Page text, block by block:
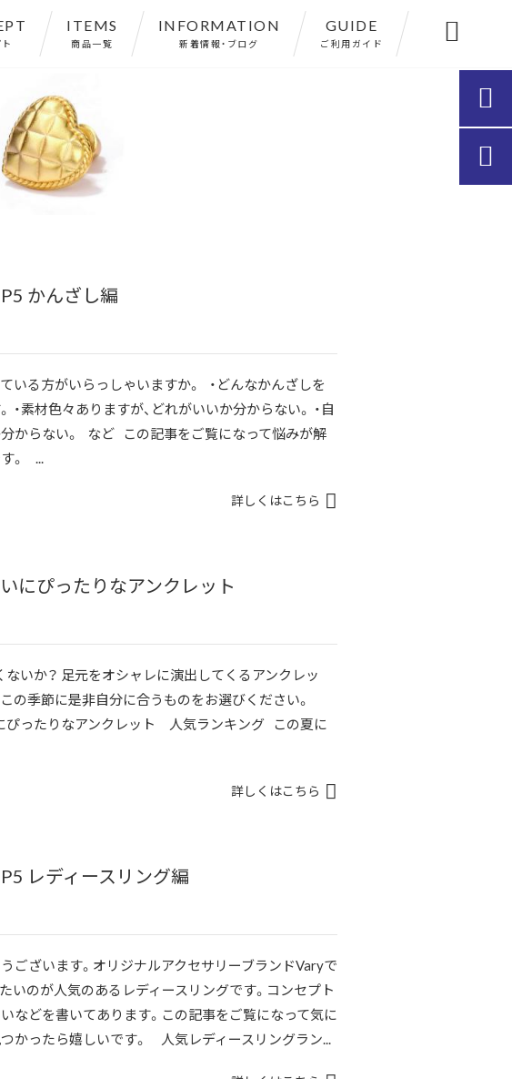
ITEMS
商品一覧
INFORMATION
新着情報・ブログ
GUIDE
ご利用ガイド 
かんざし編
いる方がいらっしゃいますか。 ・どんなかんざしを
・素材色々ありますが、どれがいいか分からない。 ・自
からない。 など この記事をご覧になって悩みが解
。 ...
詳しくはこちら
いにぴったりなアンクレット
いか？ 足元をオシャレに演出してくるアンクレッ
この季節に是非自分に合うものをお選びください。
ぴったりなアンクレット 人気ランキング この夏に
詳しくはこちら
レディースリング編
ございます。オリジナルアクセサリーブランドVaryで
いのが人気のあるレディースリングです。コンセプト
などを書いてあります。この記事をご覧になって気に
かったら嬉しいです。 人気レディースリングラン...

